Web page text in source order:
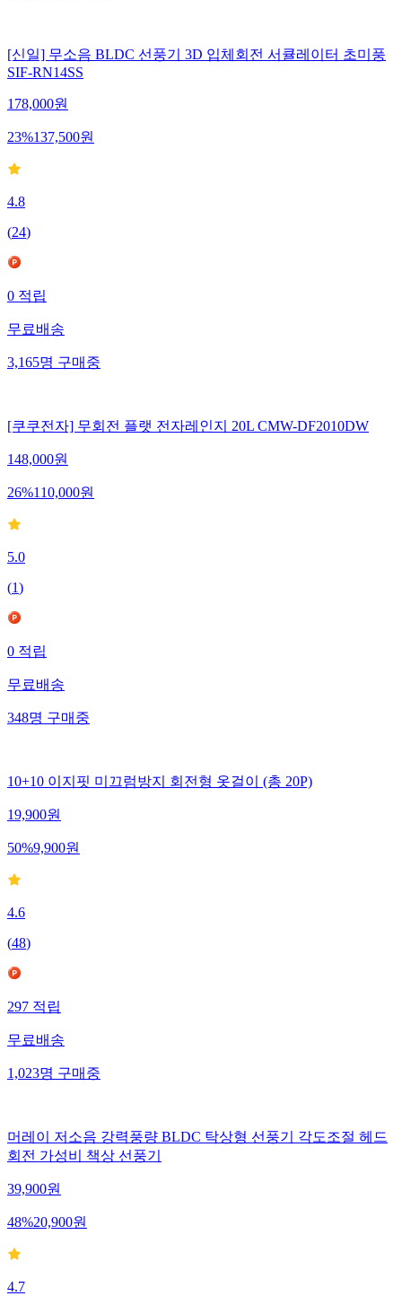
[신일] 무소음 BLDC 선풍기 3D 입체회전 서큘레이터 초미풍
SIF-RN14SS
178,000원
23%137,500원
4.8
(24)
0 적립
무료배송
3,165명 구매중
[쿠쿠전자] 무회전 플랫 전자레인지 20L CMW-DF2010DW
148,000원
26%110,000원
5.0
(1)
0 적립
무료배송
348명 구매중
10+10 이지핏 미끄럼방지 회전형 옷걸이 (총 20P)
19,900원
50%9,900원
4.6
(48)
297 적립
무료배송
1,023명 구매중
머레이 저소음 강력풍량 BLDC 탁상형 선풍기 각도조절 헤드
회전 가성비 책상 선풍기
39,900원
48%20,900원
4.7